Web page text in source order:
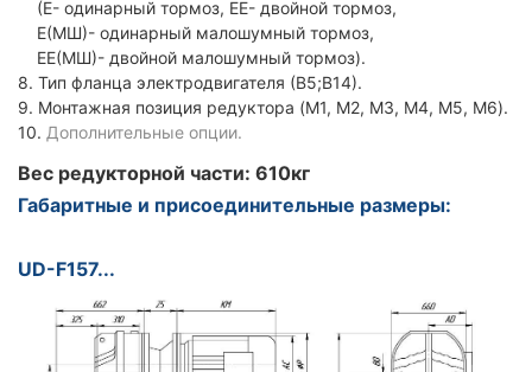
(Е- одинарный тормоз, ЕЕ- двойной тормоз,
Е(МШ)- одинарный малошумный тормоз,
ЕЕ(МШ)- двойной малошумный тормоз).
8. Тип фланца электродвигателя (В5;В14).
9. Монтажная позиция редуктора (M1, M2, M3, M4, M5, M6).
10. Дополнительные опции.
Вес редукторной части: 610кг
Габаритные и присоединительные размеры:
UD-F157...